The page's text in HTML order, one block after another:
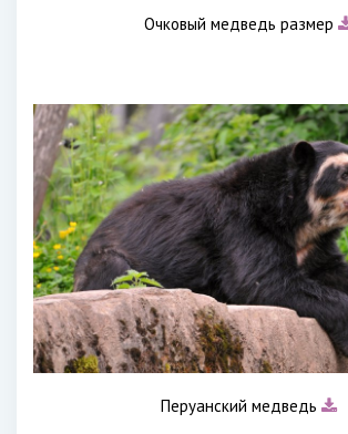
Очковый медведь размер
Перуанский медведь